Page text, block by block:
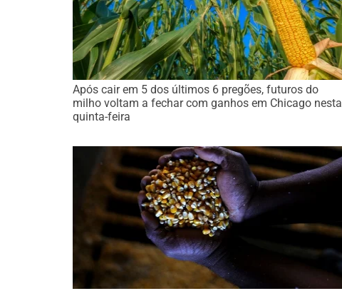
Após cair em 5 dos últimos 6 pregões, futuros do
milho voltam a fechar com ganhos em Chicago nesta
quinta-feira